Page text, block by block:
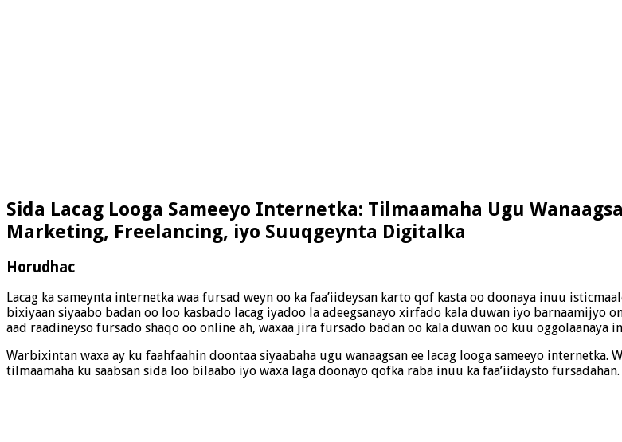
Sida Lacag Looga Sameeyo Internetka: Tilmaamaha Ugu
Marketing, Freelancing, iyo Suuqgeynta Digitalka
Horudhac
Lacag ka sameynta internetka waa fursad weyn oo ka faa’iideysan karto qof kasta oo doonaya inuu
bixiyaan siyaabo badan oo loo kasbado lacag iyadoo la adeegsanayo xirfado kala duwan iyo barnaamijyo
aad raadineyso fursado shaqo oo online ah, waxaa jira fursado badan oo kala duwan oo kuu oggolaanaya
Warbixintan waxa ay ku faahfaahin doontaa siyaabaha ugu wanaagsan ee lacag looga sameeyo
tilmaamaha ku saabsan sida loo bilaabo iyo waxa laga doonayo qofka raba inuu ka faa’iidaysto fursadahan.